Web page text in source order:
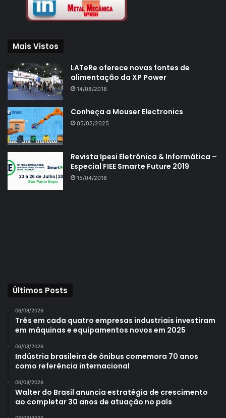
Mais Vistos
LATeRe oferece novas fontes de
alimentação da XP Power
14/08/2018
Conheça a Mouser Electronics
05/02/2025
Revista Ipesi Eletrônica & Informática –
Especial FIEE Smarte Future 2019
15/04/2018
Últimos Posts
06/08/2026
Três em cada quatro empresas industriais investiram
em máquinas e equipamentos novos em 2025
06/08/2026
Indústria brasileira de ônibus comemora 70 anos
como referência internacional
06/08/2026
Walter do Brasil anuncia estratégia de crescimento
ao completar 30 anos de atuação no país